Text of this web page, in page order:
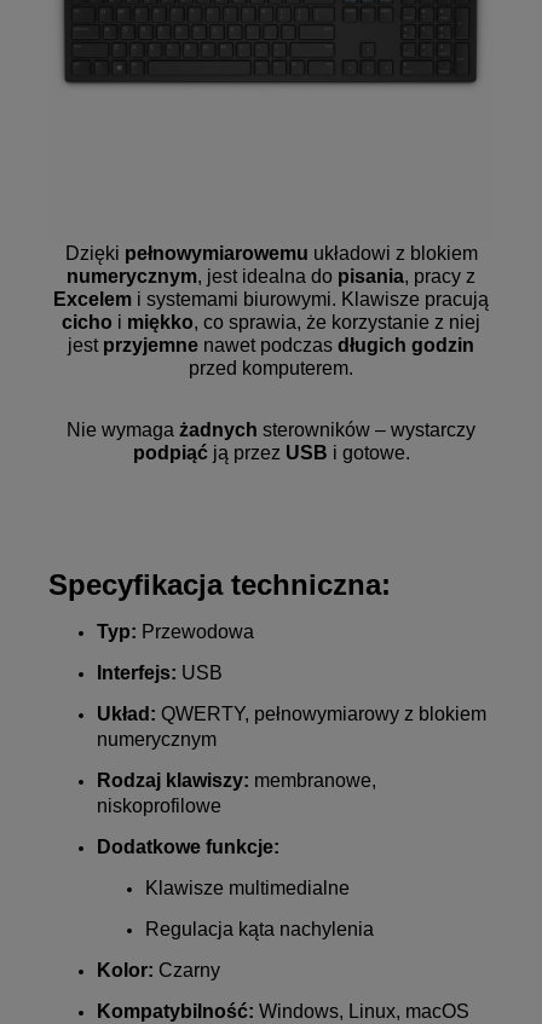
Dzięki pełnowymiarowemu układowi z blokiem
numerycznym, jest idealna do pisania, pracy z
Excelem i systemami biurowymi. Klawisze pracują
cicho i miękko, co sprawia, że korzystanie z niej
jest przyjemne nawet podczas długich godzin
przed komputerem.
Nie wymaga żadnych sterowników – wystarczy
podpiąćją przez USB i gotowe.
Specyfikacja techniczna:
Typ: Przewodowa
Interfejs: USB
Układ: QWERTY, pełnowymiarowy z blokiem
numerycznym
Rodzaj klawiszy: membranowe,
niskoprofilowe
Dodatkowe funkcje:
Klawisze multimedialne
Regulacja kąta nachylenia
Kolor: Czarny
Kompatybilność: Windows, Linux, macOS